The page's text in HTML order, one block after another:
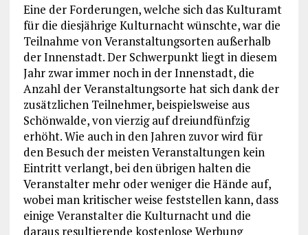
Eine der Forderungen, welche sich das Kulturamt
für die diesjährige Kulturnacht wünschte, war die
Teilnahme von Veranstaltungsorten außerhalb
der Innenstadt. Der Schwerpunkt liegt in diesem
Jahr zwar immer noch in der Innenstadt, die
Anzahl der Veranstaltungsorte hat sich dank der
zusätzlichen Teilnehmer, beispielsweise aus
Schönwalde, von vierzig auf dreiundfünfzig
erhöht. Wie auch in den Jahren zuvor wird für
den Besuch der meisten Veranstaltungen kein
Eintritt verlangt, bei den übrigen halten die
Veranstalter mehr oder weniger die Hände auf,
wobei man kritischer weise feststellen kann, dass
einige Veranstalter die Kulturnacht und die
daraus resultierende kostenlose Werbung